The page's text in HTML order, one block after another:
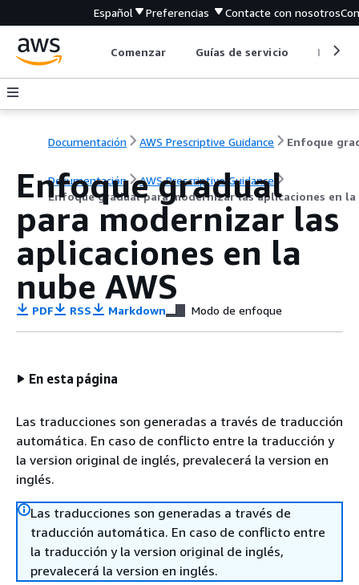
Español Preferencias Contacte con nosotros
Comenzar Guías de servicio
Documentación AWS Prescriptive Guidance
Documentación
AWS Prescriptive Guidance
Enfoque gradual para modernizar las aplicaciones en la
Enfoque gradual
para modernizar las
aplicaciones en la
nube AWS
PDF RSS Markdown Modo de enfoque
En esta página
Las traducciones son generadas a través de traducción
automática. En caso de conflicto entre la traducción y
la version original de inglés, prevalecerá la version en
inglés.
Las traducciones son generadas a través de
traducción automática. En caso de conflicto entre
la traducción y la version original de inglés,
prevalecerá la version en inglés.